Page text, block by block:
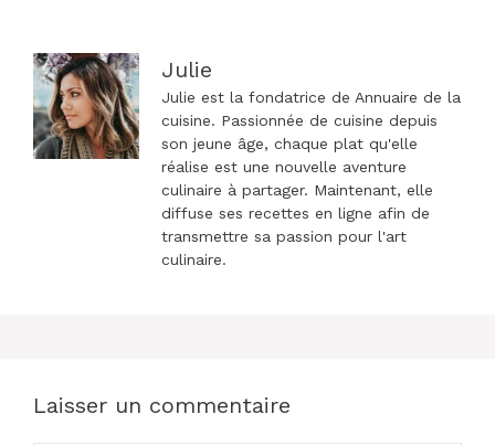
Julie
Julie est la fondatrice de Annuaire de la
cuisine. Passionnée de cuisine depuis
son jeune âge, chaque plat qu'elle
réalise est une nouvelle aventure
culinaire à partager. Maintenant, elle
diffuse ses recettes en ligne afin de
transmettre sa passion pour l'art
culinaire.
Laisser un commentaire